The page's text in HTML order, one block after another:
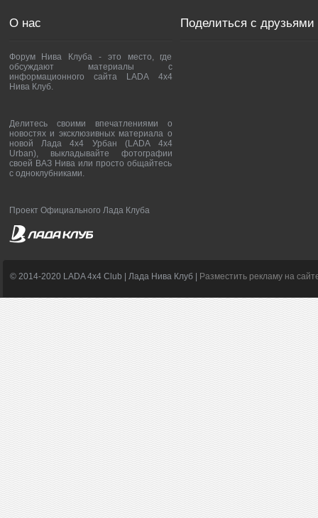
О нас
Форум Нива Клуба - это место, где
обсуждают материалы с
информационного сайта LADA 4x4
Нива Клуб.
Делитесь своими впечатлениями о
новостях и эксклюзивных материала о
новой Лада 4х4 Урбан (LADA 4x4
Urban), выкладывайте фотографии
своей ВАЗ Нива или просто общайтесь
с одноклубниками.
Проект Официального Лада Клуба
Поделиться с друзьями
© 2014-2020 LADA 4x4 Club | Лада Нива Клуб | Разместить рекламу на